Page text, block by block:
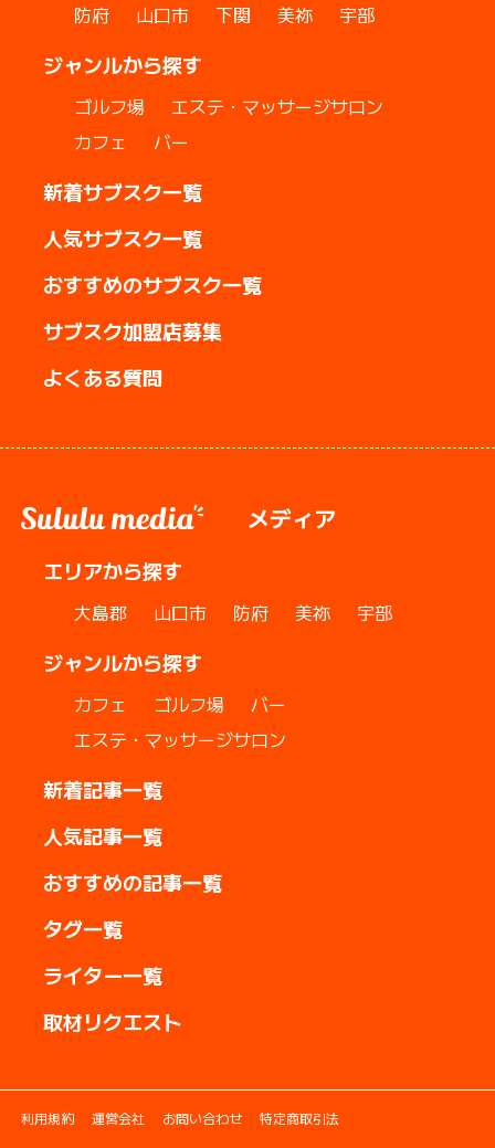
防府 山口市 下関 美祢 宇部
ジャンルから探す
ゴルフ場
エステ・マッサージサロン
カフェ
バー
新着サブスク一覧
人気サブスク一覧
おすすめのサブスク一覧
サブスク加盟店募集
よくある質問
メディア
エリアから探す
大島郡 山口市 防府 美祢 宇部
ジャンルから探す
カフェ ゴルフ場
バー
エステ・マッサージサロン
新着記事一覧
人気記事一覧
おすすめの記事一覧
タグ一覧
ライター一覧
取材リクエスト
利用規約 運営会社 お問い合わせ
特定商取引法